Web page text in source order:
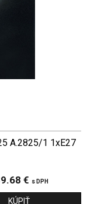
A.2825/1 1xE27
€ s DPH